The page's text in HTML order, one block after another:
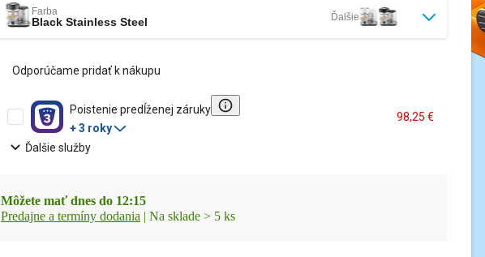
Farba
Black Stainless Steel Ďalšie
Odporúčame pridať k nákupu
Poistenie predĺženej záruky
Informácie o službe
+ 3 roky
98,25 €
Ďalšie služby
Môžete mať dnes do 12:15
Predajne a termíny dodania | Na sklade > 5 ks